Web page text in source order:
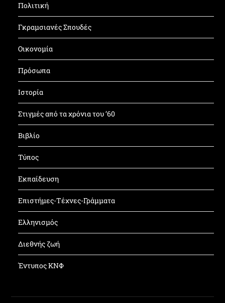
Πολιτική
Γκραμσιανές Σπουδές
Οικονομία
Πρόσωπα
Ιστορία
Στιγμές από τα χρόνια του ’60
Βιβλίο
Τύπος
Εκπαίδευση
Επιστήμες-Τέχνες-Γράμματα
Ελληνισμός
Διεθνής ζωή
Έντυπος ΚΝΦ